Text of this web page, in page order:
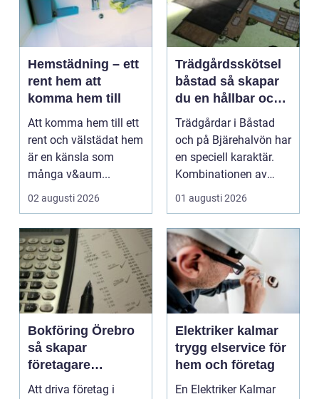
Hemstädning – ett
rent hem att
komma hem till
Att komma hem till ett
rent och välstädat hem
är en känsla som
många v&aum...
02 augusti 2026
Trädgårdsskötsel
båstad så skapar
du en hållbar och
vacker trädgård på
bjäre
Trädgårdar i Båstad
och på Bjärehalvön har
en speciell karaktär.
Kombinationen av
närheten till have...
01 augusti 2026
Bokföring Örebro
så skapar
företagare
tryggare ekonomi
Att driva företag i
Elektriker kalmar
trygg elservice för
hem och företag
En Elektriker Kalmar